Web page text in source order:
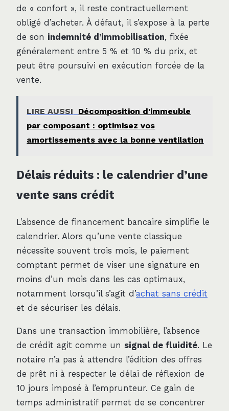
de « confort », il reste contractuellement
obligé d’acheter. À défaut, il s’expose à la perte
de son indemnité d’immobilisation, fixée
généralement entre 5 % et 10 % du prix, et
peut être poursuivi en exécution forcée de la
vente.
LIRE AUSSI
Décomposition d'immeuble
par composant : optimisez vos
amortissements avec la bonne ventilation
Délais réduits : le calendrier d’une
vente sans crédit
L’absence de financement bancaire simplifie le
calendrier. Alors qu’une vente classique
nécessite souvent trois mois, le paiement
comptant permet de viser une signature en
moins d’un mois dans les cas optimaux,
notamment lorsqu’il s’agit d’achat sans crédit
et de sécuriser les délais.
Dans une transaction immobilière, l’absence
de crédit agit comme un signal de fluidité. Le
notaire n’a pas à attendre l’édition des offres
de prêt ni à respecter le délai de réflexion de
10 jours imposé à l’emprunteur. Ce gain de
temps administratif permet de se concentrer